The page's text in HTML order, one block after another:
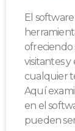
El
ofreciendo
visitantes
cualquier
Aquí
en el
pueden